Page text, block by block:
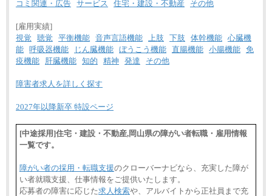
コミ関連・広告 サービス 住宅・建設・不動産 その他
[雇用実績]
視覚
聴覚 平衡機能 音声言語機能 上肢 下肢 体幹機能 心臓機
能 呼吸器機能 じん臓機能 ぼうこう機能 直腸機能 小腸機能 免
疫機能
肝臓機能 知的 精神 発達 その他
障害者求人を詳しく探す
2027年以降新卒 特設ページ
[中途採用]住宅・建設・不動産,岡山県の障がい者転職・雇用情報
一覧です。
障がい者の採用・転職支援のクローバーナビなら、充実した障が
い者就職支援、仕事情報をご提供いたします。
応募者の障害に応じた求人検索や、アルバイトから正社員まで充